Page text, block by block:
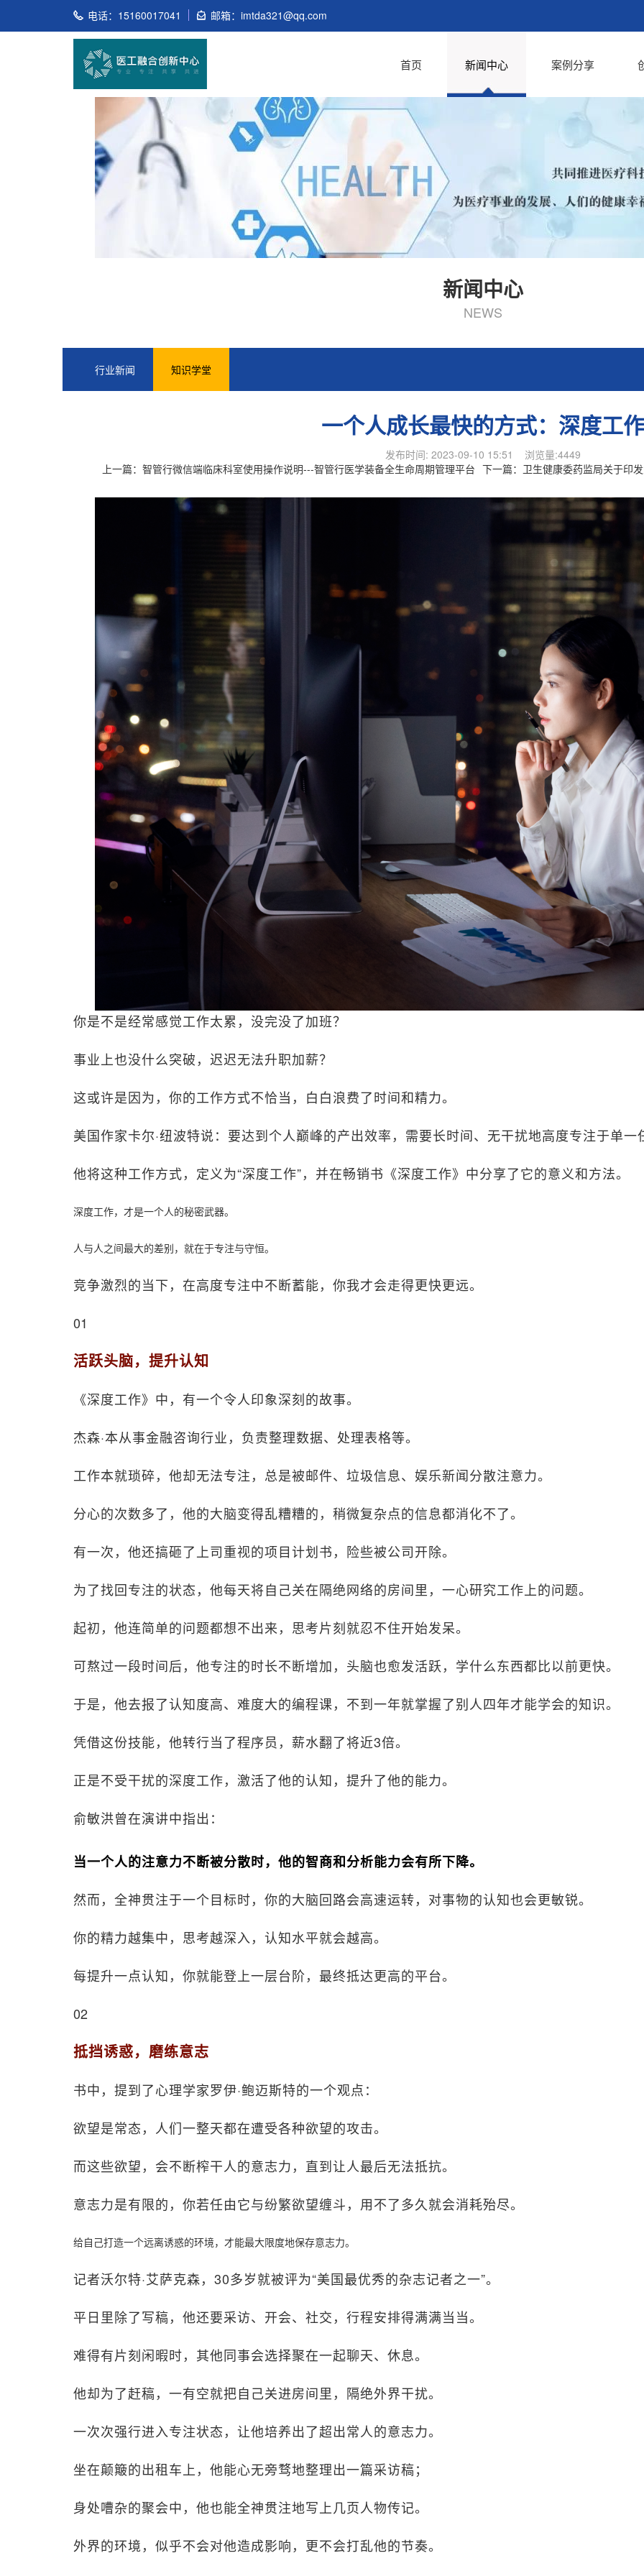
电话：15160017041 邮箱：imtda321@qq.com
首页 新闻中心 案例分享
新闻中心
NEWS
行业新闻 知识学堂
一个人成长最快的方式：深度工作
发布时间: 2023-09-10 15:51 浏览量:4449
上一篇： 智管行微信端临床科室使用操作说明---智管行医学装备全生命周期管理平台 下一篇： 卫生健康委药监局关于印
你是不是经常感觉工作太累，没完没了加班？
事业上也没什么突破，迟迟无法升职加薪？
这或许是因为，你的工作方式不恰当，白白浪费了时间和精力。
美国作家卡尔·纽波特说：要达到个人巅峰的产出效率，需要长时间、无干扰地高度专注于单一
他将这种工作方式，定义为“深度工作”，并在畅销书《深度工作》中分享了它的意义和方法。
深度工作，才是一个人的秘密武器。
人与人之间最大的差别，就在于专注与守恒。
竞争激烈的当下，在高度专注中不断蓄能，你我才会走得更快更远。
01
活跃头脑，提升认知
《深度工作》中，有一个令人印象深刻的故事。
杰森·本从事金融咨询行业，负责整理数据、处理表格等。
工作本就琐碎，他却无法专注，总是被邮件、垃圾信息、娱乐新闻分散注意力。
分心的次数多了，他的大脑变得乱糟糟的，稍微复杂点的信息都消化不了。
有一次，他还搞砸了上司重视的项目计划书，险些被公司开除。
为了找回专注的状态，他每天将自己关在隔绝网络的房间里，一心研究工作上的问题。
起初，他连简单的问题都想不出来，思考片刻就忍不住开始发呆。
可熬过一段时间后，他专注的时长不断增加，头脑也愈发活跃，学什么东西都比以前更快。
于是，他去报了认知度高、难度大的编程课，不到一年就掌握了别人四年才能学会的知识。
凭借这份技能，他转行当了程序员，薪水翻了将近3倍。
正是不受干扰的深度工作，激活了他的认知，提升了他的能力。
俞敏洪曾在演讲中指出：
当一个人的注意力不断被分散时，他的智商和分析能力会有所下降。
然而，全神贯注于一个目标时，你的大脑回路会高速运转，对事物的认知也会更敏锐。
你的精力越集中，思考越深入，认知水平就会越高。
每提升一点认知，你就能登上一层台阶，最终抵达更高的平台。
02
抵挡诱惑，磨练意志
书中，提到了心理学家罗伊·鲍迈斯特的一个观点：
欲望是常态，人们一整天都在遭受各种欲望的攻击。
而这些欲望，会不断榨干人的意志力，直到让人最后无法抵抗。
意志力是有限的，你若任由它与纷繁欲望缠斗，用不了多久就会消耗殆尽。
给自己打造一个远离诱惑的环境，才能最大限度地保存意志力。
记者沃尔特·艾萨克森，30多岁就被评为“美国最优秀的杂志记者之一”。
平日里除了写稿，他还要采访、开会、社交，行程安排得满满当当。
难得有片刻闲暇时，其他同事会选择聚在一起聊天、休息。
他却为了赶稿，一有空就把自己关进房间里，隔绝外界干扰。
一次次强行进入专注状态，让他培养出了超出常人的意志力。
坐在颠簸的出租车上，他能心无旁骛地整理出一篇采访稿；
身处嘈杂的聚会中，他也能全神贯注地写上几页人物传记。
外界的环境，似乎不会对他造成影响，更不会打乱他的节奏。